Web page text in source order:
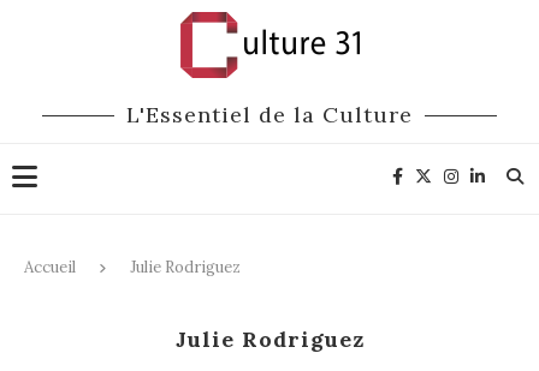
L'Essentiel de la Culture
Accueil Julie Rodriguez
Julie Rodriguez